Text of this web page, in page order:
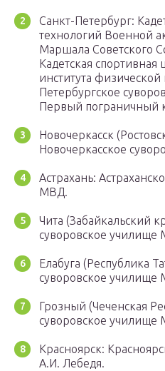
Санкт-Петербург:
технологий Военной
Маршала Советского
Кадетская
института физической
Петербургское
Первый пограничный
Новочеркасск
Новочеркасское
Астрахань:
МВД.
Чита (Забайкальский
суворовское училище
Елабуга (Республика
суворовское училище
Грозный (Чеченская
суворовское училище
Красноярск:
А.И. Лебедя.